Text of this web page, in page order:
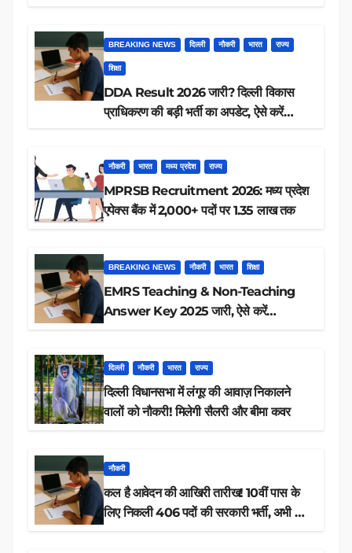
BREAKING NEWS दिल्ली नौकरी भारत राज्य
शिक्षा
DDA Result 2026 जारी? दिल्ली विकास
प्राधिकरण की बड़ी भर्ती का अपडेट, ऐसे करें
नौकरी भारत मध्य प्रदेश राज्य
MPRSB Recruitment 2026: मध्य प्रदेश
एपेक्स बैंक में 2,000+ पदों पर 1.35 लाख तक
BREAKING NEWS नौकरी भारत शिक्षा
EMRS Teaching & Non-Teaching
Answer Key 2025 जारी, ऐसे करें
दिल्ली नौकरी भारत राज्य
दिल्ली विधानसभा में लंगूर की आवाज़ निकालने
वालों को नौकरी! मिलेगी सैलरी और बीमा कवर
नौकरी
कल है आवेदन की आखिरी तारीख! 10वीं पास के
लिए निकली 406 पदों की सरकारी भर्ती, अभी करें